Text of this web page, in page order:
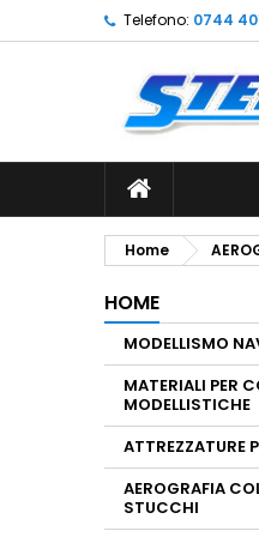
Telefono: 0744
Home
HOME
MODELLISMO
MATERIALI PER
MODELLISTICHE
ATTREZZATURE
AEROGRAFIA
STUCCHI